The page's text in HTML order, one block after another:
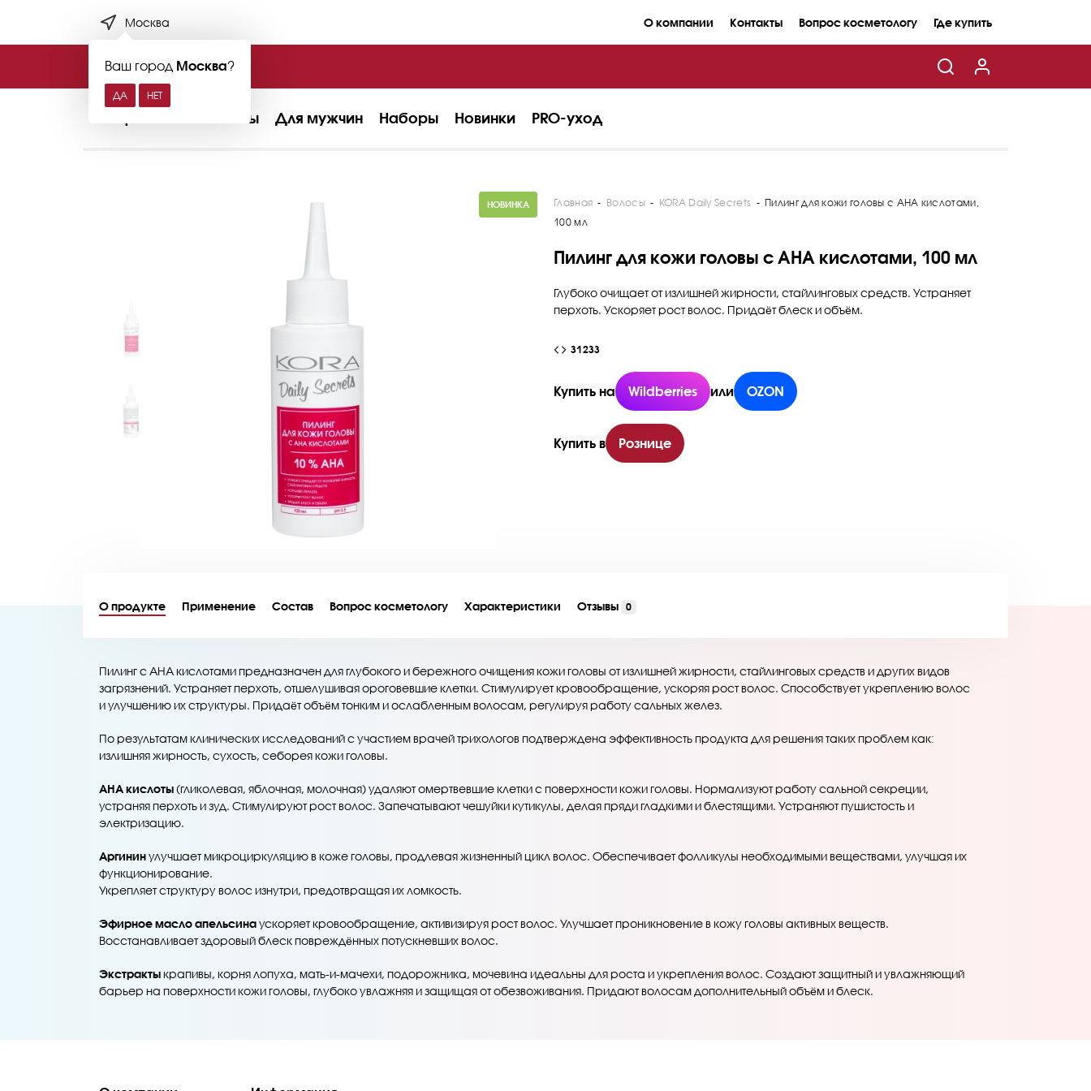
Москва
Ваш город Москва?
О компании Контакты Вопрос косметологу Где купить
Волосы Для мужчин Наборы Новинки PRO-уход
НОВИНКА Главная - Волосы - KORA Daily Secrets - Пилинг для кожи головы с AHA кислотами,
100 мл
Пилинг для кожи головы с AHA кислотами, 100 мл
Глубоко очищает от излишней жирности, стайлинговых средств. Устраняет
перхоть. Ускоряет рост волос. Придаёт блеск и объём.
31233
Купить на Wildberries или OZON
Купить в Рознице
О продукте Применение Состав Вопрос косметологу Характеристики Отзывы 0
Пилинг с AHA кислотами предназначен для глубокого и бережного очищения кожи головы от излишней жирности, стайлинговых средств и других видов
загрязнений. Устраняет перхоть, отшелушивая ороговевшие клетки. Стимулирует кровообращение, ускоряя рост волос. Способствует укреплению волос
и улучшению их структуры. Придаёт объём тонким и ослабленным волосам, регулируя работу сальных желез.
По результатам клинических исследований с участием врачей трихологов подтверждена эффективность продукта для решения таких проблем как:
излишняя жирность, сухость, себорея кожи головы.
AHA кислоты(гликолевая, яблочная, молочная) удаляют омертвевшие клетки с поверхности кожи головы. Нормализуют работу сальной секреции,
устраняя перхоть и зуд. Стимулируют рост волос. Запечатывают чешуйки кутикулы, делая пряди гладкими и блестящими. Устраняют пушистость и
электризацию.
Аргининулучшает микроциркуляцию в коже головы, продлевая жизненный цикл волос. Обеспечивает фолликулы необходимыми веществами, улучшая их
функционирование.
Укрепляет структуру волос изнутри, предотвращая их ломкость.
Эфирное масло апельсинаускоряет кровообращение, активизируя рост волос. Улучшает проникновение в кожу головы активных веществ.
Восстанавливает здоровый блеск повреждённых потускневших волос.
Экстрактыкрапивы, корня лопуха, мать-и-мачехи, подорожника, мочевина идеальны для роста и укрепления волос. Создают защитный и увлажняющий
барьер на поверхности кожи головы, глубоко увлажняя и защищая от обезвоживания. Придают волосам дополнительный объём и блеск.